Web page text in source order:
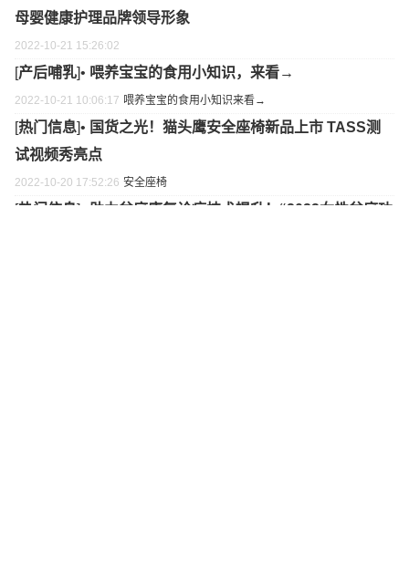
母婴健康护理品牌领导形象
2022-10-21 15:26:02
[产后哺乳]• 喂养宝宝的食用小知识，来看→
2022-10-21 10:06:17 喂养宝宝的食用小知识来看→
[热门信息]• 国货之光！猫头鹰安全座椅新品上市 TASS测
试视频秀亮点
2022-10-20 17:52:26 安全座椅
[热门信息]• 助力盆底康复诊疗技术提升！“2022女性盆底功